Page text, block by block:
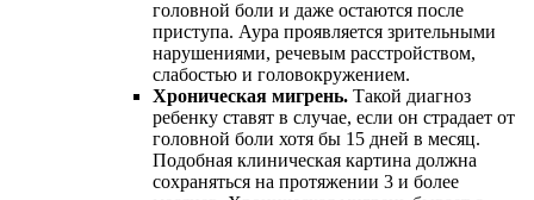
головной боли и даже остаются после
приступа. Аура проявляется зрительными
нарушениями, речевым расстройством,
слабостью и головокружением.
Хроническая мигрень. Такой диагноз
ребенку ставят в случае, если он страдает от
головной боли хотя бы 15 дней в месяц.
Подобная клиническая картина должна
сохраняться на протяжении 3 и более